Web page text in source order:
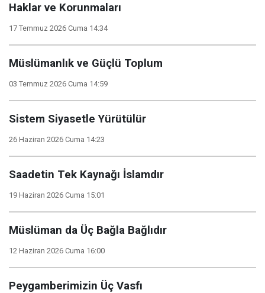
Haklar ve Korunmaları
17 Temmuz 2026 Cuma 14:34
Müslümanlık ve Güçlü Toplum
03 Temmuz 2026 Cuma 14:59
Sistem Siyasetle Yürütülür
26 Haziran 2026 Cuma 14:23
Saadetin Tek Kaynağı İslamdır
19 Haziran 2026 Cuma 15:01
Müslüman da Üç Bağla Bağlıdır
12 Haziran 2026 Cuma 16:00
Peygamberimizin Üç Vasfı